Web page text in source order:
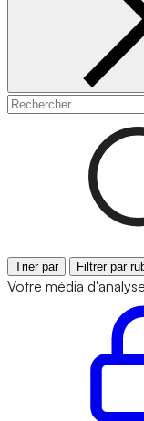
Trier par Filtrer par
Votre média